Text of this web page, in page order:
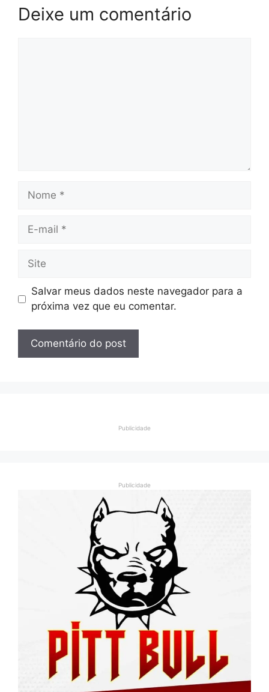
Deixe um comentário
Nome
Site
Salvar meus dados neste navegador para a
próxima vez que eu comentar.
Publicidade
Publicidade